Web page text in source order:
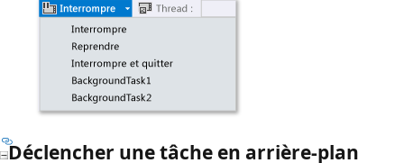
Déclencher une tâche en arrière-plan